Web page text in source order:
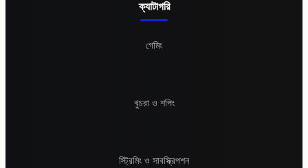
ক্যাটাগরি
গেমিং
খুচরা ও শপিং
স্ট্রিমিং ও সাবস্ক্রিপশন